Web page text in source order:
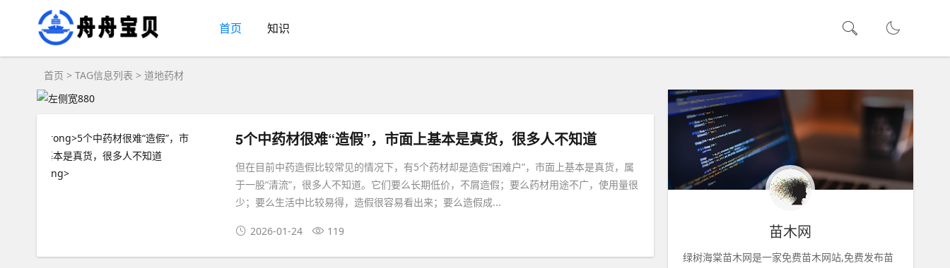
首页 知识
首页 > TAG信息列表 > 道地药材
5个中药材很难“造假”，市面上基本是真货，很多人不知道
但在目前中药造假比较常见的情况下，有5个药材却是造假“困难户”，市面上基本是真货，属
于一股“清流”，很多人不知道。它们要么长期低价，不屑造假；要么药材用途不广，使用量很
少；要么生活中比较易得，造假很容易看出来；要么造假成...
2026-01-24 119 苗木网
绿树海棠苗木网是一家免费苗木网站,免费发布苗